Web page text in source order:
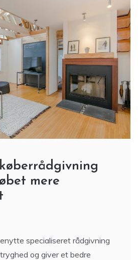
mere
specialiseret rådgivning
og giver et bedre